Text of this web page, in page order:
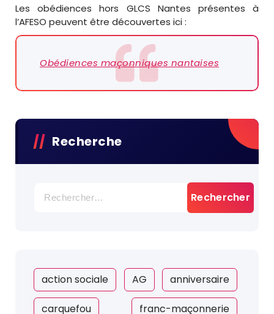
Les obédiences hors GLCS Nantes présentes à
l’AFESO peuvent être découvertes ici :
Obédiences maçonniques nantaises
Recherche
action sociale AG anniversaire
carquefou franc-maçonnerie